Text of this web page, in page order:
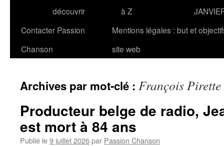
découvrir
à Z
Contacter Passion
Chanson
Mentions légales : but et
site web
Archives par mot-clé : François Pirette
Producteur belge de radio,
est mort à 84 ans
Publié le9 juillet 2026par Passion Chanson